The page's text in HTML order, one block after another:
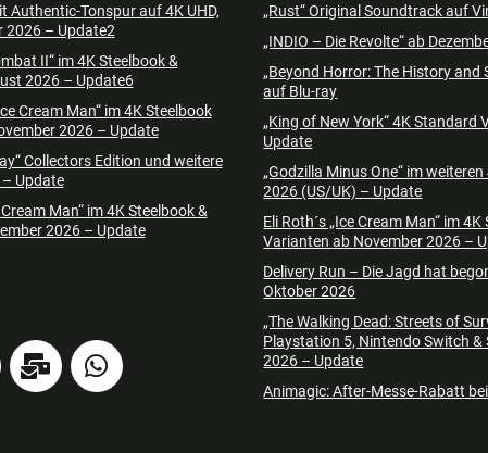
Authentic-Tonspur auf 4K UHD,
2026 – Update2
II“ im 4K Steelbook &
2026 – Update6
Cream Man“ im 4K Steelbook
2026 – Update
Collectors Edition und weitere
Update
Cream Man“ im 4K Steelbook &
2026 – Update
„Rust“ Original Soundtrack auf
„INDIO – Die Revolte“ ab
„Beyond Horror: The History and
auf Blu-ray
„King of New York“ 4K Standard
Update
„Godzilla Minus One“ im
2026 (US/UK) – Update
Eli Roth´s „Ice Cream Man“ im
Varianten ab November 2026 –
Delivery Run – Die Jagd hat
Oktober 2026
„The Walking Dead: Streets of
Playstation 5, Nintendo Switch &
2026 – Update
Animagic: After-Messe-Rabatt